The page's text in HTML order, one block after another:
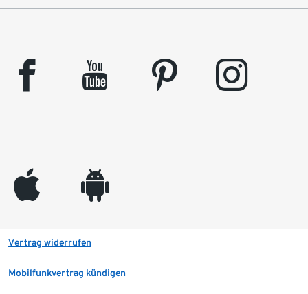
facebook youtube pinterest instagram
appleinc android
Vertrag widerrufen
Mobilfunkvertrag kündigen